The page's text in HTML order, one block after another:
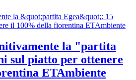
la "partita
sul piatto per ottenere
ETAmbiente